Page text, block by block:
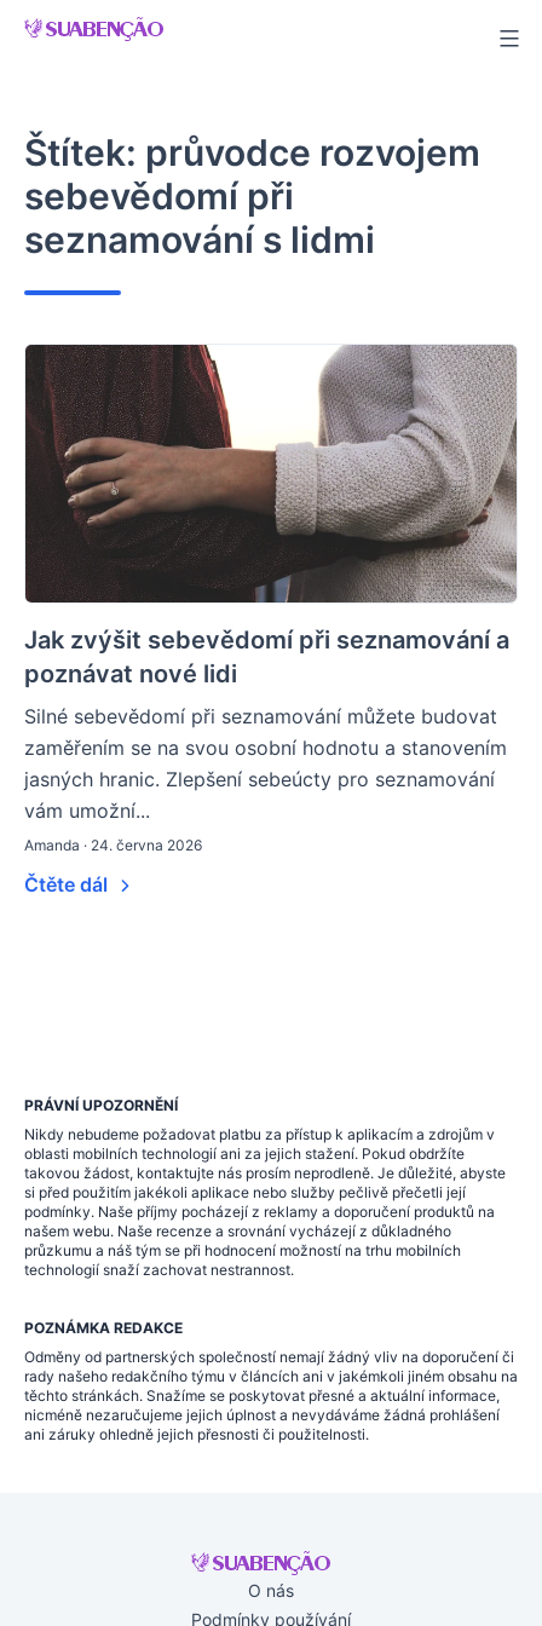
Skip
Štítek: průvodce rozvojem
sebevědomí při
seznamování s lidmi
Jak zvýšit sebevědomí při seznamování a
poznávat nové lidi
Silné sebevědomí při seznamování můžete budovat
zaměřením se na svou osobní hodnotu a stanovením
jasných hranic. Zlepšení sebeúcty pro seznamování
vám umožní...
Amanda · 24. června 2026
Čtěte dál
PRÁVNÍ UPOZORNĚNÍ
Nikdy nebudeme požadovat platbu za přístup k aplikacím a zdrojům v
oblasti mobilních technologií ani za jejich stažení. Pokud obdržíte
takovou žádost, kontaktujte nás prosím neprodleně. Je důležité, abyste
si před použitím jakékoli aplikace nebo služby pečlivě přečetli její
podmínky. Naše příjmy pocházejí z reklamy a doporučení produktů na
našem webu. Naše recenze a srovnání vycházejí z důkladného
průzkumu a náš tým se při hodnocení možností na trhu mobilních
technologií snaží zachovat nestrannost.
POZNÁMKA REDAKCE
Odměny od partnerských společností nemají žádný vliv na doporučení či
rady našeho redakčního týmu v článcích ani v jakémkoli jiném obsahu na
těchto stránkách. Snažíme se poskytovat přesné a aktuální informace,
nicméně nezaručujeme jejich úplnost a nevydáváme žádná prohlášení
ani záruky ohledně jejich přesnosti či použitelnosti.
O nás
Podmínky používání